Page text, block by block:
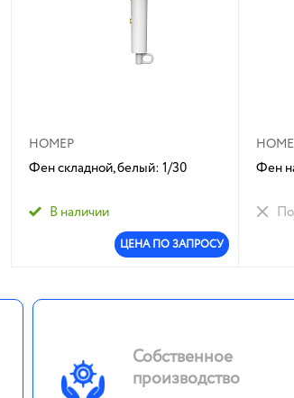
НОМЕР
Фен складной, белый: 1/30
В наличии
ЦЕНА ПО ЗАПРОСУ
Фен
Собственное
производство